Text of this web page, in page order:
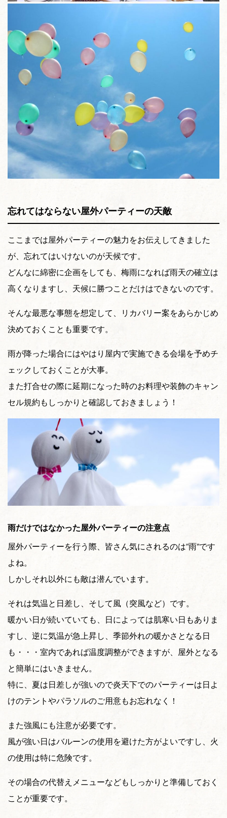
忘れてはならない屋外パーティーの天敵
ここまでは屋外パーティーの魅力をお伝えしてきました
が、忘れてはいけないのが天候です。
どんなに綿密に企画をしても、梅雨になれば雨天の確立は
高くなりますし、天候に勝つことだけはできないのです。
そんな最悪な事態を想定して、リカバリー案をあらかじめ
決めておくことも重要です。
雨が降った場合にはやはり屋内で実施できる会場を予めチ
ェックしておくことが大事。
また打合せの際に延期になった時のお料理や装飾のキャン
セル規約もしっかりと確認しておきましょう！
雨だけではなかった屋外パーティーの注意点
屋外パーティーを行う際、皆さん気にされるのは”雨”です
よね。
しかしそれ以外にも敵は潜んでいます。
それは気温と日差し、そして風（突風など）です。
暖かい日が続いていても、日によっては肌寒い日もありま
すし、逆に気温が急上昇し、季節外れの暖かさとなる日
も・・・室内であれば温度調整ができますが、屋外となる
と簡単にはいきません。
特に、夏は日差しが強いので炎天下でのパーティーは日よ
けのテントやパラソルのご用意もお忘れなく！
また強風にも注意が必要です。
風が強い日はバルーンの使用を避けた方がよいですし、火
の使用は特に危険です。
その場合の代替えメニューなどもしっかりと準備しておく
ことが重要です。